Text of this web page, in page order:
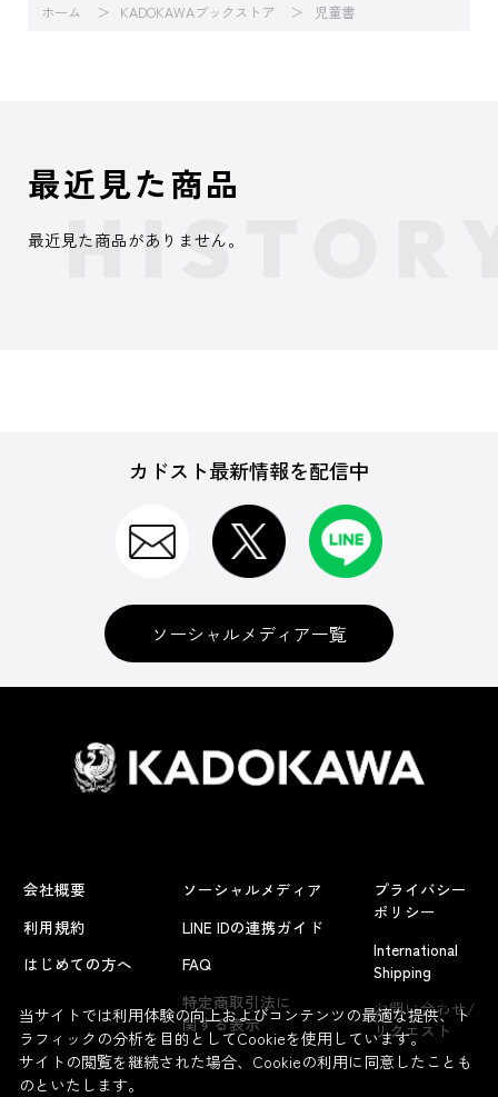
ホーム KADOKAWAブックストア 児童書
よくあるお問い合わせ
最近見た商品
最近見た商品がありません。
カドスト最新情報を配信中
ソーシャルメディア一覧
会社概要
利用規約
はじめての方へ
ソーシャルメディア
LINE IDの連携ガイド
FAQ
特定商取引法に
関する表示
プライバシー
ポリシー
International
Shipping
お問い合わせ/
リクエスト
当サイトでは利用体験の向上およびコンテンツの最適な提供、ト
ラフィックの分析を目的としてCookieを使用しています。
サイトの閲覧を継続された場合、Cookieの利用に同意したことも
のといたします。